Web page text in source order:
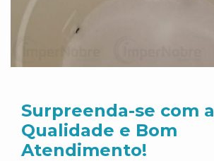
Surpreenda-se com a
Qualidade e Bom
Atendimento!